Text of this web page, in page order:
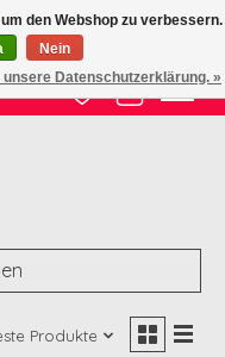
Wunschzettel
Ihr
Produkte
den Webshop zu verbessern.
Nein
Datenschutzerklärung. »